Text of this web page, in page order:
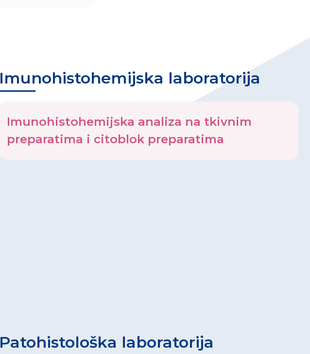
Imunohistohemijska laboratorija
Imunohistohemijska analiza na tkivnim
preparatima i citoblok preparatima
Patohistološka laboratorija